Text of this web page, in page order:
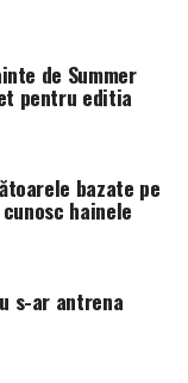
de Summer
pentru editia
bazate pe
hainele
s-ar antrena